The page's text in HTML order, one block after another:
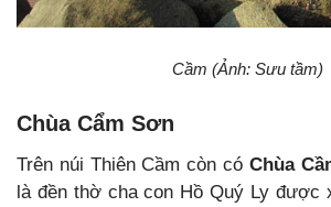
Núi
Cầm (Ảnh: Sưu tầm)
Chùa Cẩm Sơn
Trên núi Thiên Cầm còn có Chùa
là đền thờ cha con Hồ Quý Ly được